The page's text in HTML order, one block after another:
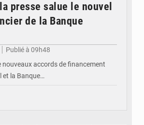
presse salue le nouvel
de la Banque
Publié à 09h48
nouveaux accords de financement
et la Banque…